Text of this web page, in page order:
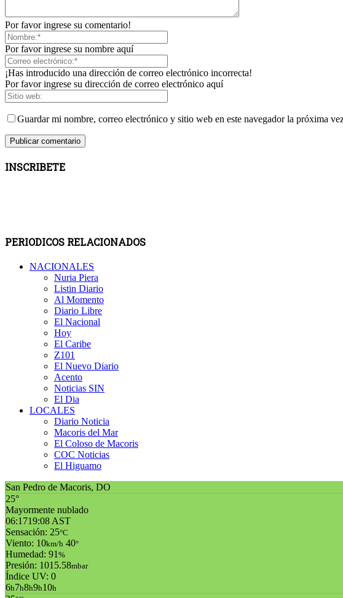
Por favor ingrese su comentario!
Por favor ingrese su nombre aquí
¡Has introducido una dirección de correo electrónico incorrecta!
Por favor ingrese su dirección de correo electrónico aquí
Guardar mi nombre, correo electrónico y sitio web en este navegador la próxima
INSCRIBETE
PERIODICOS RELACIONADOS
NACIONALES
Nuria Piera
Listin Diario
Al Momento
Diario Libre
El Nacional
Hoy
El Caribe
Z101
El Nuevo Diario
Acento
Noticias SIN
El Dia
LOCALES
Diario Noticia
Macoris del Mar
El Coloso de Macoris
COC Noticias
El Higuamo
San Pedro de Macoris, DO
25°
Mayormente nublado
06:1719:08 AST
Sensación: 25°C
Viento: 10km/h 40°
Humedad: 91 %
Presión: 1015.58mbar
Índice UV: 0
6h7h8h9h10h